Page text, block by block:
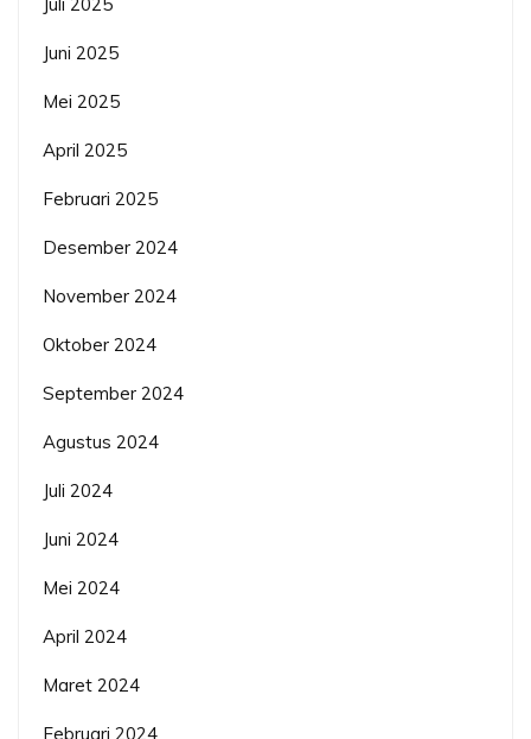
Juni 2025
Mei 2025
April 2025
Februari 2025
Desember 2024
November 2024
Oktober 2024
September 2024
Agustus 2024
Juli 2024
Juni 2024
Mei 2024
April 2024
Maret 2024
Februari 2024